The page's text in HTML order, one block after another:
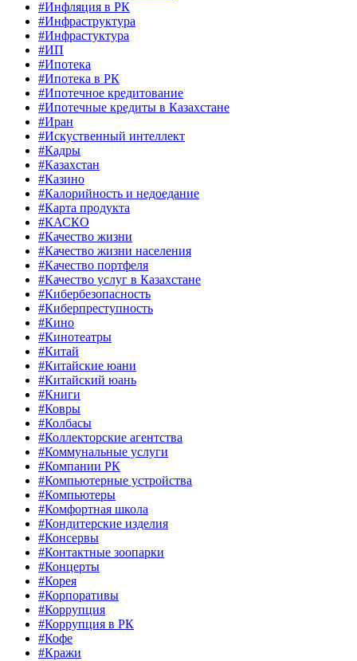
#Инфляция в РК
#Инфраструктура
#Инфрастуктура
#ИП
#Ипотека
#Ипотека в РК
#Ипотечное кредитование
#Ипотечные кредиты в Казахстане
#Иран
#Искуственный интеллект
#Кадры
#Казахстан
#Казино
#Калорийность и недоедание
#Карта продукта
#КАСКО
#Качество жизни
#Качество жизни населения
#Качество портфеля
#Качество услуг в Казахстане
#Кибербезопасность
#Киберпреступность
#Кино
#Кинотеатры
#Китай
#Китайские юани
#Китайский юань
#Книги
#Ковры
#Колбасы
#Коллекторские агентства
#Коммунальные услуги
#Компании РК
#Компьютерные устройства
#Компьютеры
#Комфортная школа
#Кондитерские изделия
#Консервы
#Контактные зоопарки
#Концерты
#Корея
#Корпоративы
#Коррупция
#Коррупция в РК
#Кофе
#Кражи